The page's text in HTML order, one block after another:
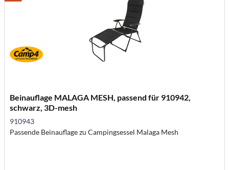
Beinauflage MALAGA MESH, passend für 910942,
schwarz, 3D-mesh
910943
Passende Beinauflage zu Campingsessel Malaga Mesh